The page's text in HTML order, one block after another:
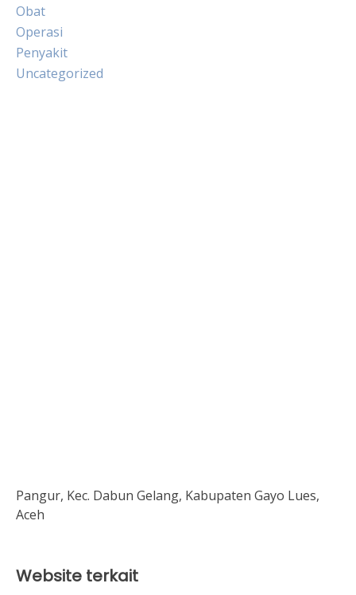
Obat
Operasi
Penyakit
Uncategorized
Pangur, Kec. Dabun Gelang, Kabupaten Gayo Lues,
Aceh
Website terkait